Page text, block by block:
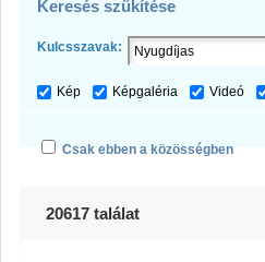
Keresés szűkítése
Kulcsszavak:
Kép Képgaléria Videó
Csak ebben a közösségben
20617 találat